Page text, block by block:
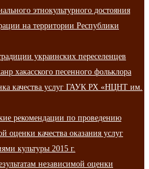
этнокультурного достояния
на территории Республики
украинских переселенцев
хакасского песенного фольклора
качества услуг ГАУК РХ «НЦНТ им.
рекомендации по проведению
оценки качества оказания услуг
культуры 2015 г.
независимой оценки